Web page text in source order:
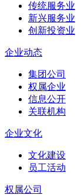
传统服务业
新兴服务业
创新投资业
企业动态
集团公司
权属企业
信息公开
关联机构
企业文化
文化建设
员工活动
权属公司